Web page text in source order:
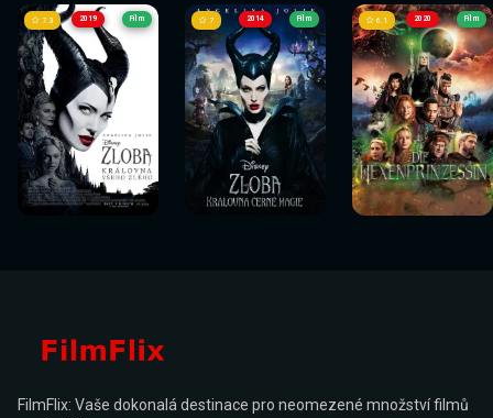
2019
Sledovat
nyní
7.3 Film
Sledovat
nyní
2014
Sledovat
nyní
7 Film
Sledovat
nyní
2020
Sledovat
nyní
6.1 Film
Sledovat
nyní
FilmFlix: Vaše dokonalá destinace pro neomezené množství filmů